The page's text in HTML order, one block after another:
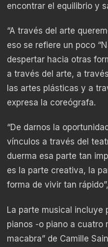
encontrar el equilibrio y
“A través del arte
eso se refiere un poco
despertar hacia otras
a través del arte, a
las artes plásticas y a
expresa la coreógrafa.
“De darnos la
vínculos a través del
duerma esa parte tan
es la parte creativa, la
forma de vivir tan
La parte musical incluye
pianos -o piano a cuatro
macabra” de Camille